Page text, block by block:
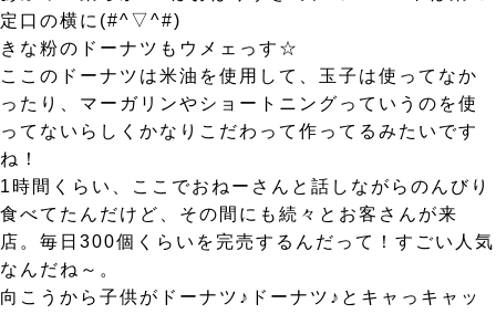
定口の横に(#^▽^#)
きな粉のドーナツもウメェっす☆
ここのドーナツは米油を使用して、玉子は使ってなか
ったり、マーガリンやショートニングっていうのを使
ってないらしくかなりこだわって作ってるみたいです
ね！
1時間くらい、ここでおねーさんと話しながらのんびり
食べてたんだけど、その間にも続々とお客さんが来
店。毎日300個くらいを完売するんだって！すごい人気
なんだね～。
向こうから子供がドーナツ♪ドーナツ♪とキャっキャッ